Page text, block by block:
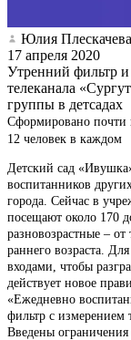
Юлия Плескачева
17 апреля 2020
Утренний фильтр
телеканала
группы в детсадах
Сформировано почти
12 человек в каждом
Детский сад
воспитанников
города. Сейчас в
посещают около 170
разновозрастные –
раннего возраста.
входами, чтобы
действует новое
«Ежедневно
фильтр с измерением
Введены ограничения